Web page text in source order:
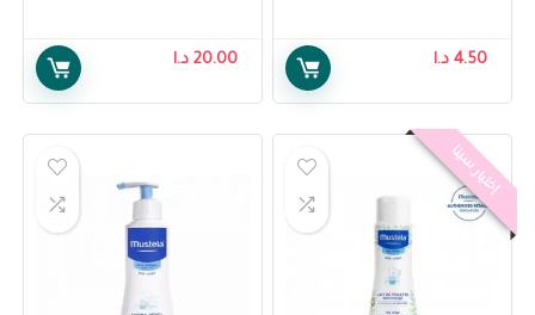
4.50 د.ا 20.00 د.ا
إختيار سينا